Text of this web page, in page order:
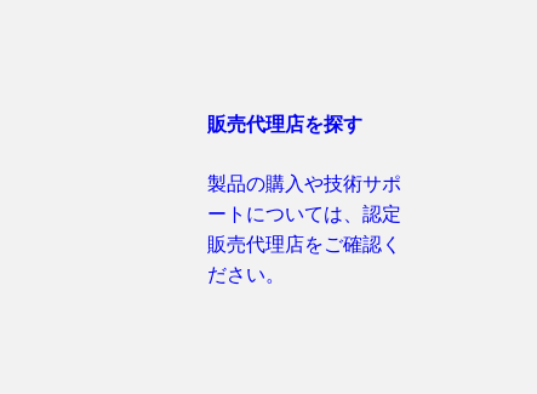
販売代理店を探す
製品の購入や技術サポ
ートについては、認定
販売代理店をご確認く
ださい。